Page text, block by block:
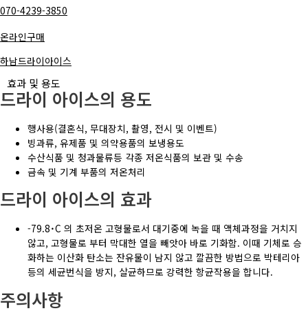
070-4239-3850
온라인구매
하남드라이아이스
효과 및 용도
드라이 아이스의 용도
행사용(결혼식, 무대장치, 촬영, 전시 및 이벤트)
빙과류, 유제품 및 의약용품의 보냉용도
수산식품 및 청과물류등 각종 저온식품의 보관 및 수송
금속 및 기계 부품의 저온처리
드라이 아이스의 효과
-79.8˙C 의 초저온 고형물로서 대기중에 녹을 때 액체과정을 거치지
않고, 고형물로 부터 막대한 열을 빼앗아 바로 기화함. 이때 기체로 승
화하는 이산화 탄소는 잔유물이 남지 않고 깔끔한 방법으로 박테리아
등의 세균번식을 방지, 살균하므로 강력한 항균작용을 합니다.
주의사항